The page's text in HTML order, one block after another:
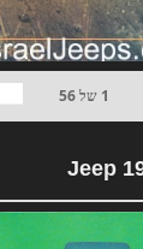
1 של56